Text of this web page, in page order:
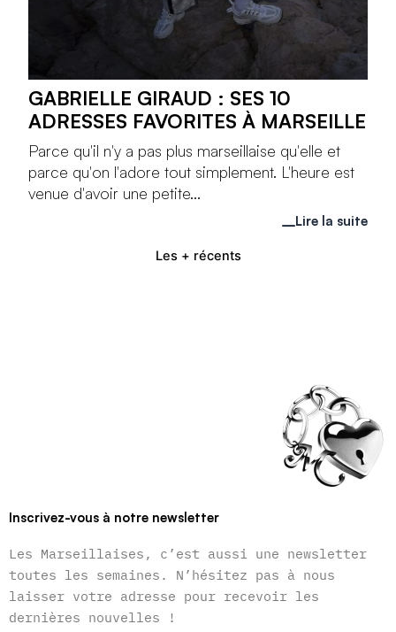
Les + récents
GABRIELLE GIRAUD : SES 10
ADRESSES FAVORITES À MARSEILLE
Parce qu'il n'y a pas plus marseillaise qu'elle et
parce qu'on l'adore tout simplement. L'heure est
venue d'avoir une petite...
Lire la suite
Inscrivez-vous à notre newsletter
Les Marseillaises, c’est aussi une newsletter
toutes les semaines. N’hésitez pas à nous
laisser votre adresse pour recevoir les
dernières nouvelles !